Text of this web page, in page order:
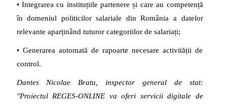
• Integrarea cu instituțiile partenere și care au competență
în domeniul politicilor salariale din România a datelor
relevante aparținând tuturor categoriilor de salariați;
• Generarea automată de rapoarte necesare activității de
control.
Dantes Nicolae Bratu, inspector general de stat:
"Proiectul REGES-ONLINE va oferi servicii digitale de